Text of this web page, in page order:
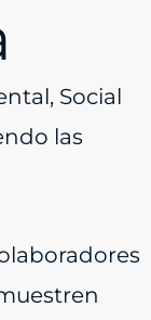
Social
las